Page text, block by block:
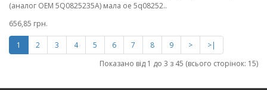
(аналог OEM 5Q0825235A) мала oe 5q08252..
656,85 грн.
1 2 3 4 5 6 7 8 9 >
>|
Показано від 1 до 3 з 45 (всього сторінок: 15)